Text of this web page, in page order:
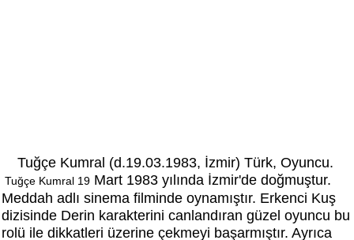
Tuğçe Kumral (d.19.03.1983, İzmir) Türk, Oyuncu.
Tuğçe Kumral 19 Mart 1983 yılında İzmir'de doğmuştur.
Meddah adlı sinema filminde oynamıştır. Erkenci Kuş
dizisinde Derin karakterini canlandıran güzel oyuncu bu
rolü ile dikkatleri üzerine çekmeyi başarmıştır. Ayrıca